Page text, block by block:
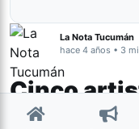
La Nota Tucumán
hace 4 años • 3
Cinco
América